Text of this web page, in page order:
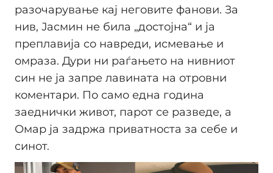
разочарување кај неговите фанови. За
нив, Јасмин не била „достојна“ и ја
преплавија со навреди, исмевање и
омраза. Дури ни раѓањето на нивниот
син не ја запре лавината на отровни
коментари. По само една година
заеднички живот, парот се разведе, а
Омар ја задржа приватноста за себе и
синот.